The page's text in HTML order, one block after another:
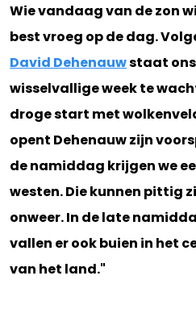
Wie vandaag van de zon
best vroeg op de dag.
David Dehenauwstaat
wisselvallige week te
droge start met
opent Dehenauw zijn
de namiddag krijgen we
westen. Die kunnen pittig
onweer. In de late
vallen er ook buien in het
van het land."